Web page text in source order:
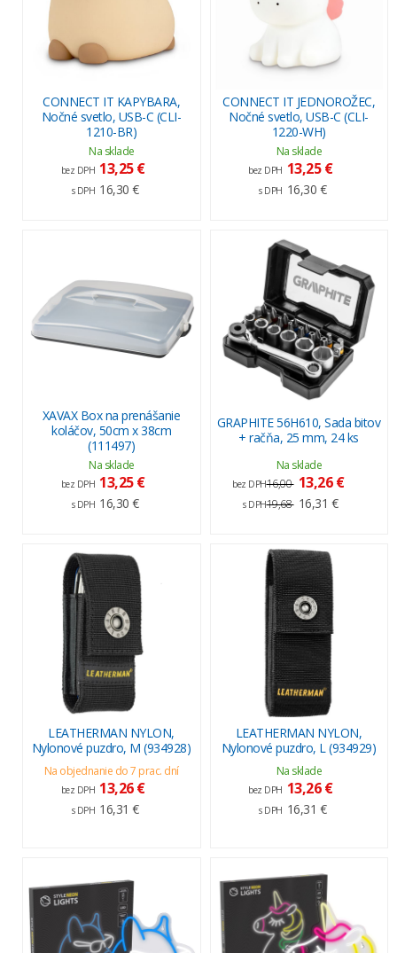
CONNECT IT KAPYBARA,
Nočné svetlo, USB-C (CLI-
1210-BR)
Na sklade
bez DPH 13,25 €
s DPH 16,30 €
CONNECT IT JEDNOROŽEC,
Nočné svetlo, USB-C (CLI-
1220-WH)
Na sklade
bez DPH 13,25 €
s DPH 16,30 €
XAVAX Box na prenášanie
koláčov, 50cm x 38cm
(111497)
Na sklade
bez DPH 13,25 €
s DPH 16,30 €
GRAPHITE 56H610, Sada bitov
+ račňa, 25 mm, 24 ks
Na sklade
bez DPH16,00 13,26 €
s DPH19,68 16,31 €
LEATHERMAN NYLON,
Nylonové puzdro, M (934928)
Na objednanie do 7 prac. dní
bez DPH 13,26 €
s DPH 16,31 €
LEATHERMAN NYLON,
Nylonové puzdro, L (934929)
Na sklade
bez DPH 13,26 €
s DPH 16,31 €